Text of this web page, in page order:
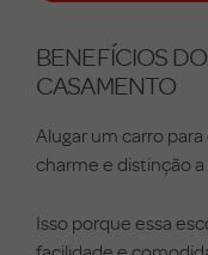
BENEFÍCIOS
CASAMENTO
Alugar um carro
charme e distinção a
Isso porque essa